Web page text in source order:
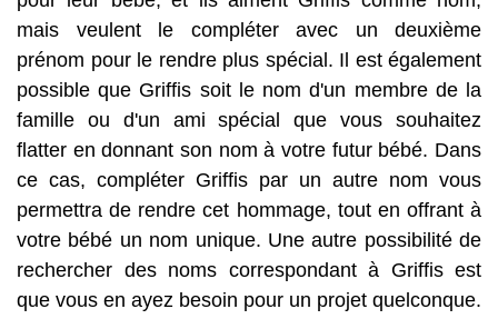
mais veulent le compléter avec un deuxième
prénom pour le rendre plus spécial. Il est également
possible que Griffis soit le nom d'un membre de la
famille ou d'un ami spécial que vous souhaitez
flatter en donnant son nom à votre futur bébé. Dans
ce cas, compléter Griffis par un autre nom vous
permettra de rendre cet hommage, tout en offrant à
votre bébé un nom unique. Une autre possibilité de
rechercher des noms correspondant à Griffis est
que vous en ayez besoin pour un projet quelconque.